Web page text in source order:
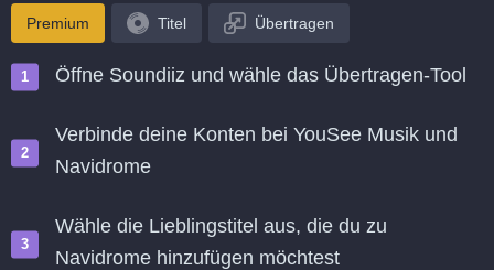
Premium Titel Übertragen
Öffne Soundiiz und wähle das Übertragen-Tool
Verbinde deine Konten bei YouSee Musik und
Navidrome
Wähle die Lieblingstitel aus, die du zu
Navidrome hinzufügen möchtest